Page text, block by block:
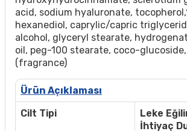
acid, sodium hyaluronate,
hexanediol, caprylic/capric
alcohol, glyceryl stearate,
oil, peg-100 stearate, coco-
(fragrance)
Ürün Açıklaması
Cilt Tipi
Leke
İhtiyaç